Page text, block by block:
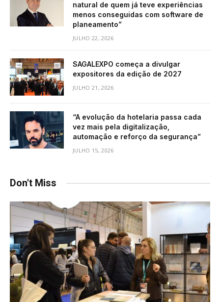
natural de quem já teve experiências
menos conseguidas com software de
planeamento”
JULHO 22, 2026
SAGALEXPO começa a divulgar
expositores da edição de 2027
JULHO 21, 2026
“A evolução da hotelaria passa cada
vez mais pela digitalização,
automação e reforço da segurança”
JULHO 15, 2026
Don't Miss